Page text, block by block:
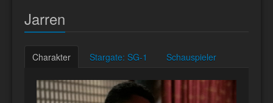
Jarren
Charakter Stargate: SG-1 Schauspieler